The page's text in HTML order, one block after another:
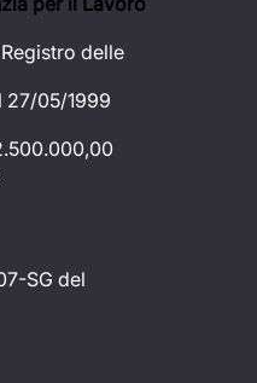
delle
27/05/1999
SG del